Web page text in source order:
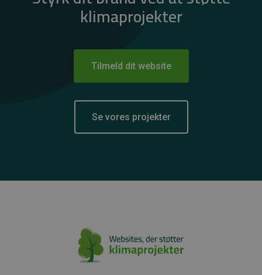
klimaprojekter
Tilmeld dit website
Se vores projekter